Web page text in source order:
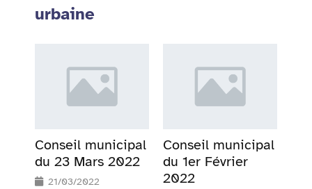
urbaine
Conseil municipal
du 23 Mars 2022
21/03/2022
Conseil municipal
du 1er Février
2022